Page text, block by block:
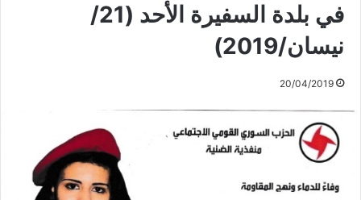
في بلدة السفيرة الأحد (21/
نيسان/2019)
20/04/2019